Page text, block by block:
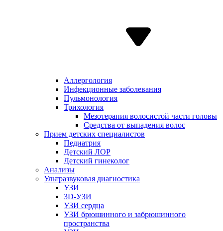
Аллергология
Инфекционные заболевания
Пульмонология
Трихология
Мезотерапия волосистой части головы
Средства от выпадения волос
Прием детских специалистов
Педиатрия
Детский ЛОР
Детский гинеколог
Анализы
Ультразвуковая диагностика
УЗИ
3D-УЗИ
УЗИ сердца
УЗИ брюшинного и забрюшинного
пространства